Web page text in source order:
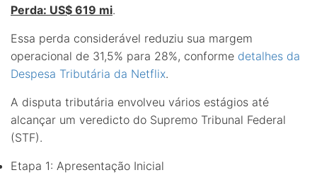
Perda: US$ 619 mi.
Essa perda considerável reduziu sua margem
operacional de 31,5% para 28%, conforme detalhes da
Despesa Tributária da Netflix.
A disputa tributária envolveu vários estágios até
alcançar um veredicto do Supremo Tribunal Federal
(STF).
Etapa 1: Apresentação Inicial